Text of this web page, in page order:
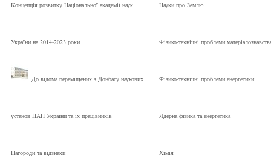
Концепція розвитку Національної академії наук
України на 2014-2023 роки
До відома переміщених з Донбасу наукових
установ НАН України та їх працівників
Нагороди та відзнаки
Науки про Землю
Фізико-технічні проблеми
Фізико-технічні проблеми енергетики
Ядерна фізика та енергетика
Хімія